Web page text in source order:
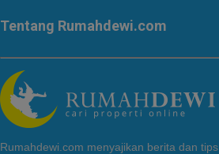
Tentang Rumahdewi.com
Rumahdewi.com menyajikan berita dan tips